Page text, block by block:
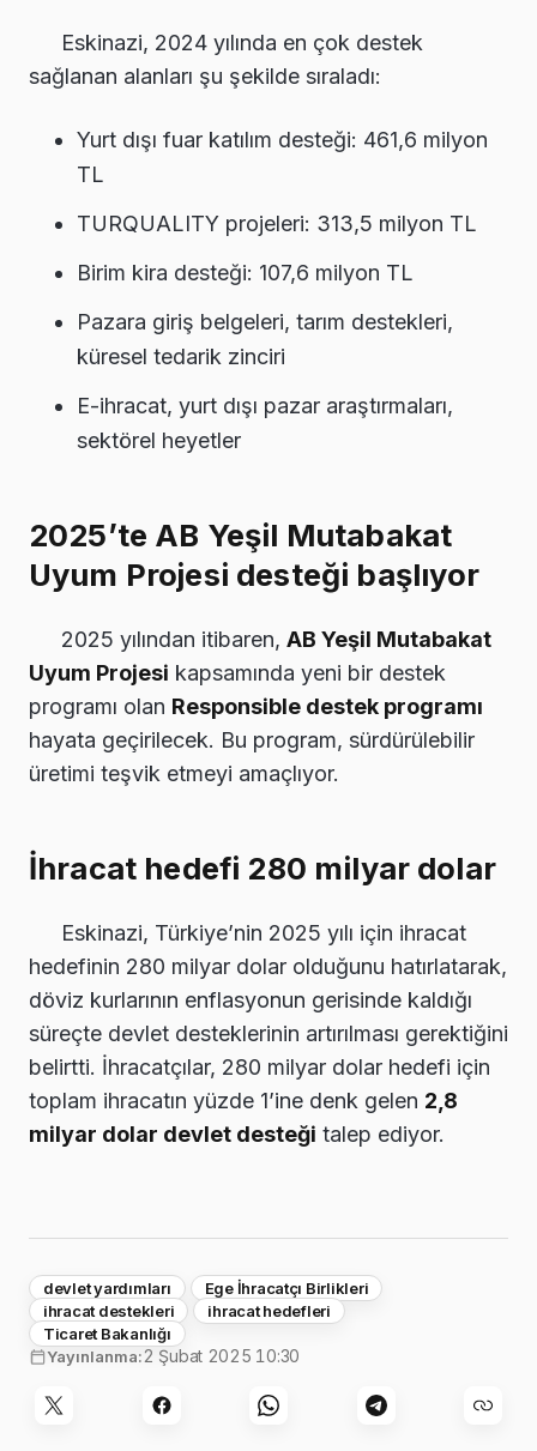
Eskinazi, 2024 yılında en çok destek
sağlanan alanları şu şekilde sıraladı:
Yurt dışı fuar katılım desteği: 461,6 milyon
TL
TURQUALITY projeleri: 313,5 milyon TL
Birim kira desteği: 107,6 milyon TL
Pazara giriş belgeleri, tarım destekleri,
küresel tedarik zinciri
E-ihracat, yurt dışı pazar araştırmaları,
sektörel heyetler
2025’te AB Yeşil Mutabakat
Uyum Projesi desteği başlıyor
2025 yılından itibaren, AB Yeşil Mutabakat
Uyum Projesi kapsamında yeni bir destek
programı olan Responsible destek programı
hayata geçirilecek. Bu program, sürdürülebilir
üretimi teşvik etmeyi amaçlıyor.
İhracat hedefi 280 milyar dolar
Eskinazi, Türkiye’nin 2025 yılı için ihracat
hedefinin 280 milyar dolar olduğunu hatırlatarak,
döviz kurlarının enflasyonun gerisinde kaldığı
süreçte devlet desteklerinin artırılması gerektiğini
belirtti. İhracatçılar, 280 milyar dolar hedefi için
toplam ihracatın yüzde 1’ine denk gelen 2,8
milyar dolar devlet desteği talep ediyor.
devlet yardımları
Ege İhracatçı Birlikleri
ihracat destekleri
ihracat hedefleri
Ticaret Bakanlığı
Yayınlanma:2 Şubat 2025 10:30